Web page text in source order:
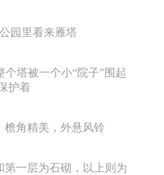
园里看来雁塔
塔被一个小“院子”围起
护着
檐角精美，外悬风铃
第一层为石砌，以上则为